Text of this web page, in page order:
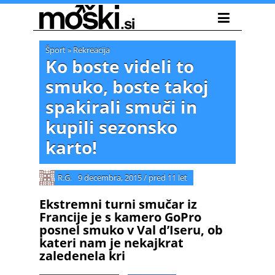
Šport» Rekreacija
Ko boste videli to
smuko, boste takoj
spakirali smuči in
kupili sezonsko
karto!
R.G. 9 decembra, 2015/ pred 11 let
Ekstremni turni smučar iz
Francije je s kamero GoPro
posnel smuko v Val d’Iseru, ob
kateri nam je nekajkrat
zaledenela kri